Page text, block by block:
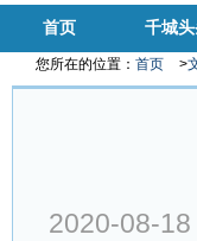
首页 千城
您所在的位置： 首页 >
2020-08-